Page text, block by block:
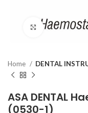
Click to
Home DENTAL
ASA DENTAL
(0530-1)